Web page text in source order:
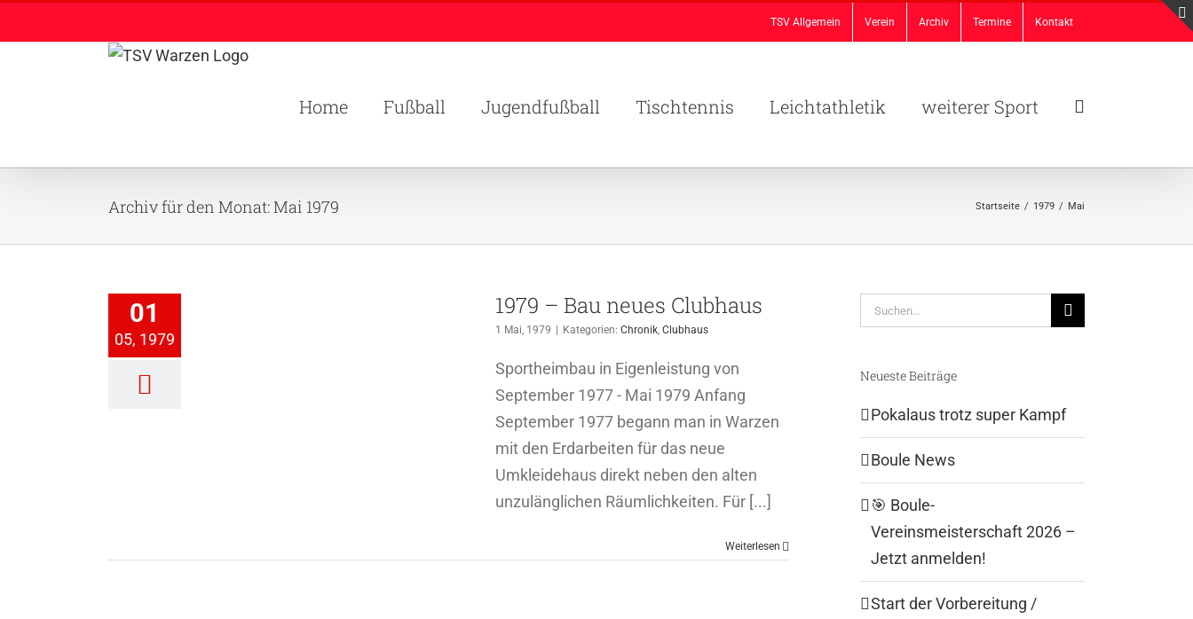
Inhalt
TSV Allgemein Verein Archiv Termine Kontakt
Home Fußball Jugendfußball Tischtennis Leichtathletik weiterer Sport
Archiv für den Monat:Mai 1979 Startseite / 1979 / Mai
01
05, 1979
neues Clubhaus 1979 – Bau neues Clubhaus
1 Mai, 1979 Kategorien: Chronik, Clubhaus
Sportheimbau in Eigenleistung von
September 1977 - Mai 1979 Anfang
September 1977 begann man in Warzen
mit den Erdarbeiten für das neue
Umkleidehaus direkt neben den alten
unzulänglichen Räumlichkeiten. Für [...]
Weiterlesen
Suche
nach:
Neueste Beiträge
Pokalaus trotz super Kampf
Boule News
🎯 Boule-
Vereinsmeisterschaft 2026 –
Jetzt anmelden!
Start der Vorbereitung /